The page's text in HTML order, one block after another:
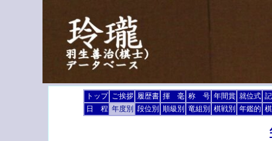
トップ ご挨拶 履歴書 揮 毫 称 号 年間賞 就位式
日 程 年度別 段位別 順級別 竜組別 棋戦別 年鑑的